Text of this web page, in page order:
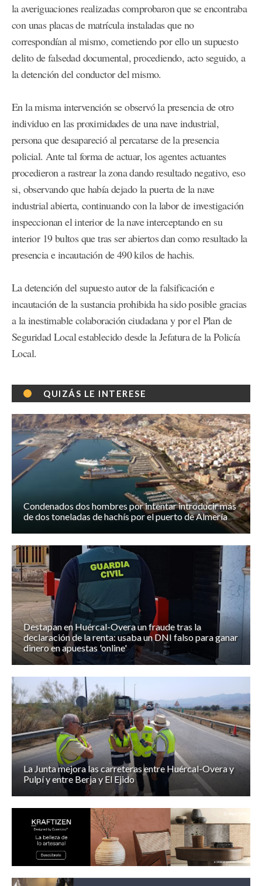
la averiguaciones realizadas comprobaron que se encontraba
con unas placas de matrícula instaladas que no
correspondían al mismo, cometiendo por ello un supuesto
delito de falsedad documental, procediendo, acto seguido, a
la detención del conductor del mismo.
En la misma intervención se observó la presencia de otro
individuo en las proximidades de una nave industrial,
persona que desapareció al percatarse de la presencia
policial. Ante tal forma de actuar, los agentes actuantes
procedieron a rastrear la zona dando resultado negativo, eso
si, observando que había dejado la puerta de la nave
industrial abierta, continuando con la labor de investigación
inspeccionan el interior de la nave interceptando en su
interior 19 bultos que tras ser abiertos dan como resultado la
presencia e incautación de 490 kilos de hachis.
La detención del supuesto autor de la falsificación e
incautación de la sustancia prohibida ha sido posible gracias
a la inestimable colaboración ciudadana y por el Plan de
Seguridad Local establecido desde la Jefatura de la Policía
Local.
QUIZÁS LE INTERESE
Condenados dos hombres por intentar introducir más
de dos toneladas de hachís por el puerto de Almería
Destapan en Huércal-Overa un fraude tras la
declaración de la renta: usaba un DNI falso para ganar
dinero en apuestas 'online'
La Junta mejora las carreteras entre Huércal-Overa y
Pulpí y entre Berja y El Ejido